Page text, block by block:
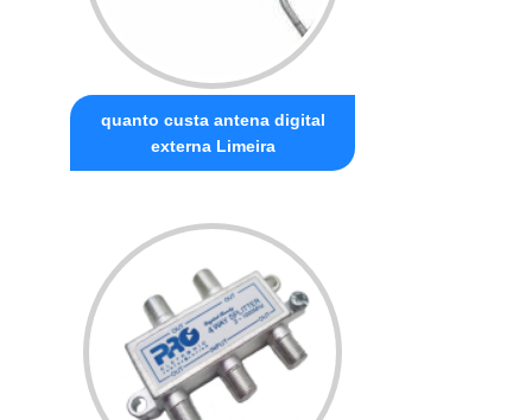
quanto custa antena digital
externa Limeira